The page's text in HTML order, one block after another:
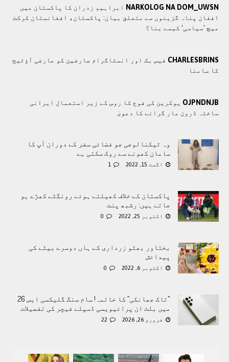
NARKOLOG NA DOM_UWSN ابراہیم زدران کا پاکستان میں
افغان پناہ گزینوں سے متعلق بیان: پاکستان، افغانستان کرکٹ
میچ ’سیاسی‘ کیسے بنا؟
CHARLESBRINS فیس بک اور انسٹاگرام صارفین کو عارضی آؤٹیج
کا سامنا
OJPNDNJB یوکرین کی فوج کا روس کے زیر استعمال ایرانی
ساختہ ڈرون مار گرانے کا دعویٰ
وہ ٹیکنالوجی جو فضائی سفر کے دوران آپ کا
سامان کھونے سے روک سکتی ہے
اگست 15, 2022 1
پاکستان کے خلاف کھیلتے ہوئے رونگٹے کھڑے ہو
جاتے ہیں: رشبھ پنت
اکتوبر 25, 2022 0
بختاور بھٹو زرداری کے ہاں دوسرے بیٹے کی
پیدائش
اکتوبر 6, 2022 0
"تاک جھانکی” کا خاتمہ! سام سنگ گلیکسی ایس 26
میں بلٹ ان پرائیویسی ڈسپلے فیچر کی تفصیلات
فروری 26, 2026 22